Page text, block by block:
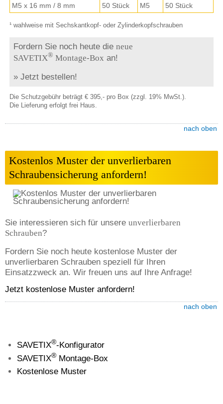
M5 x 16 mm / 8 mm
50 Stück M5 50 Stück
¹ wahlweise mit Sechskantkopf- oder Zylinderkopfschrauben
Fordern Sie noch heute die neue
SAVETIX® Montage-Box an!
» Jetzt bestellen!
Die Schutzgebühr beträgt € 395,- pro Box (zzgl. 19% MwSt.).
Die Lieferung erfolgt frei Haus.
nach oben
Kostenlos Muster der unverlierbaren
Schraubensicherung anfordern!
Sie interessieren sich für unsere unverlierbaren
Schrauben?
Fordern Sie noch heute kostenlose Muster der
unverlierbaren Schrauben speziell für Ihren
Einsatzzweck an. Wir freuen uns auf Ihre Anfrage!
Jetzt kostenlose Muster anfordern!
nach oben
SAVETIX®-Konfigurator
SAVETIX® Montage-Box
Kostenlose Muster